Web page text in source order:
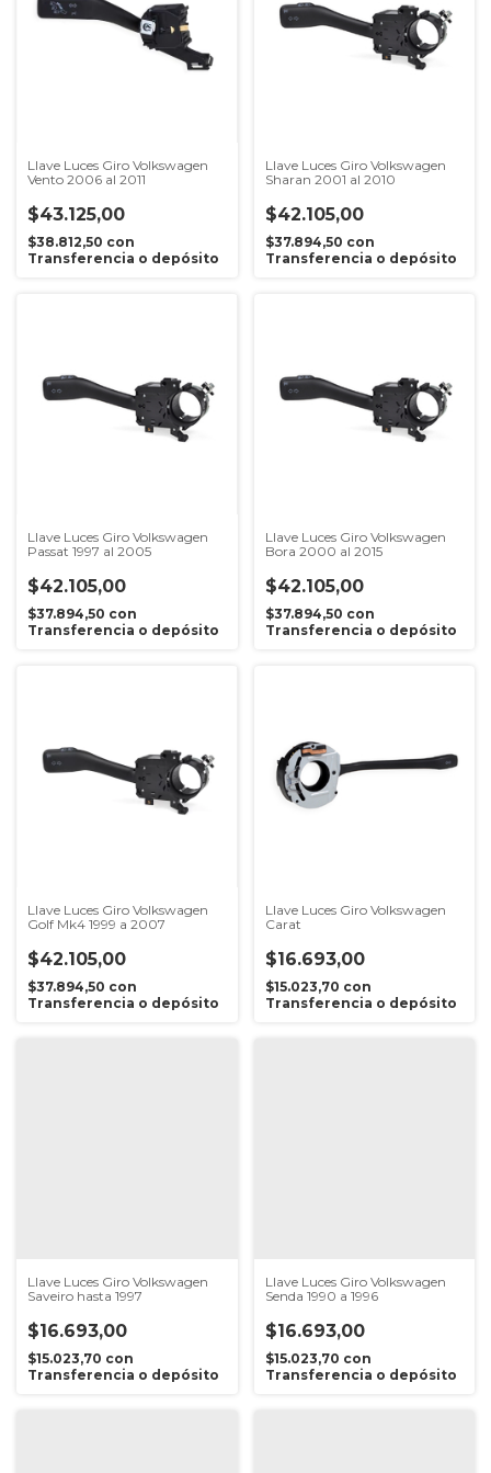
Llave Luces Giro Volkswagen
Vento 2006 al 2011
$43.125,00
$38.812,50 con
Transferencia o depósito
Llave Luces Giro Volkswagen
Sharan 2001 al 2010
$42.105,00
$37.894,50 con
Transferencia o depósito
Llave Luces Giro Volkswagen
Passat 1997 al 2005
$42.105,00
$37.894,50 con
Transferencia o depósito
Llave Luces Giro Volkswagen
Bora 2000 al 2015
$42.105,00
$37.894,50 con
Transferencia o depósito
Llave Luces Giro Volkswagen
Golf Mk4 1999 a 2007
$42.105,00
$37.894,50 con
Transferencia o depósito
Llave Luces Giro Volkswagen
Carat
$16.693,00
$15.023,70 con
Transferencia o depósito
Llave Luces Giro Volkswagen
Saveiro hasta 1997
$16.693,00
$15.023,70 con
Transferencia o depósito
Llave Luces Giro Volkswagen
Senda 1990 a 1996
$16.693,00
$15.023,70 con
Transferencia o depósito